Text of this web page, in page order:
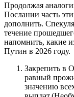
Продолжая
Послании часть
дополнить.
течение
напомнить, какие
Путин в 2026 году.
Закрепить в
равный
значению